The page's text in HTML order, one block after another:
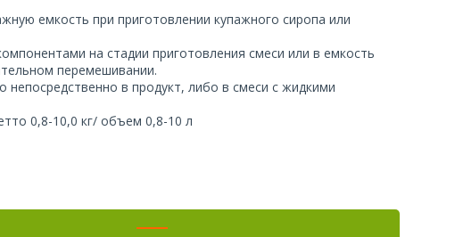
емкость при приготовлении купажного сиропа или
на стадии приготовления смеси или в емкость
перемешивании.
в продукт, либо в смеси с жидкими
0,8-10,0 кг/ объем 0,8-10 л